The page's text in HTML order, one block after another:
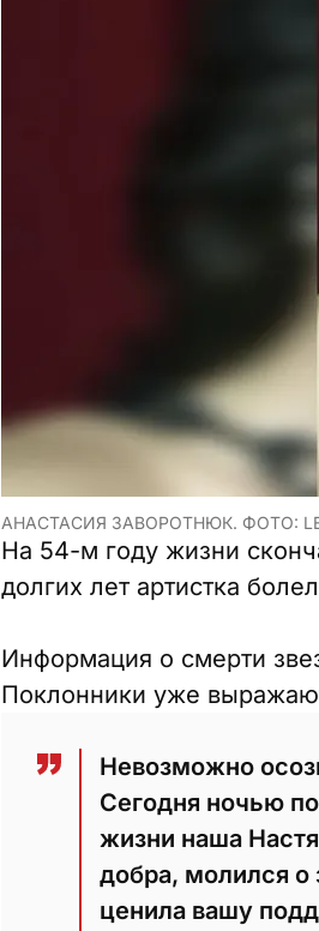
АНАСТАСИЯ ЗАВОРОТНЮК. ФОТО:
На 54-м году жизни
долгих лет артистка
Информация о смерти
Поклонники уже
Невозможно
Сегодня ночью
жизни наша
добра, молился о
ценила вашу